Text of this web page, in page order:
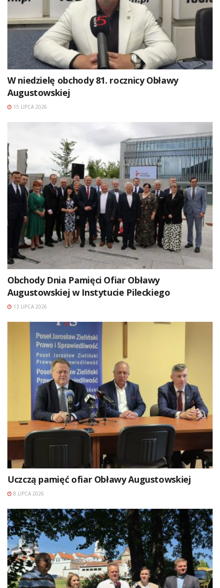
W niedzielę obchody 81. rocznicy Obławy
Augustowskiej
15 LIPCA 2026
Obchody Dnia Pamięci Ofiar Obławy
Augustowskiej w Instytucie Pileckiego
13 LIPCA 2026
Uczczą pamięć ofiar Obławy Augustowskiej
8 LIPCA 2026